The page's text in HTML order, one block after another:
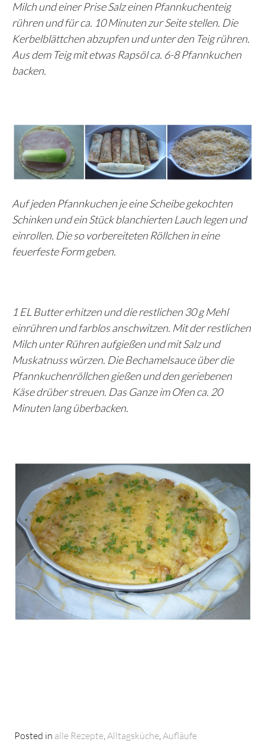
Milch und einer Prise Salz einen Pfannkuchenteig
rühren und für ca. 10 Minuten zur Seite stellen. Die
Kerbelblättchen abzupfen und unter den Teig rühren.
Aus dem Teig mit etwas Rapsöl ca. 6-8 Pfannkuchen
backen.
Auf jeden Pfannkuchen je eine Scheibe gekochten
Schinken und ein Stück blanchierten Lauch legen und
einrollen. Die so vorbereiteten Röllchen in eine
feuerfeste Form geben.
1 EL Butter erhitzen und die restlichen 30 g Mehl
einrühren und farblos anschwitzen. Mit der restlichen
Milch unter Rühren aufgießen und mit Salz und
Muskatnuss würzen. Die Bechamelsauce über die
Pfannkuchenröllchen gießen und den geriebenen
Käse drüber streuen. Das Ganze im Ofen ca. 20
Minuten lang überbacken.
Posted in alle Rezepte Alltagsküche Aufläufe